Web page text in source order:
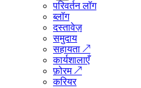
परिवर्तन लॉग
ब्लॉग
दस्तावेज़
समुदाय
सहायता ↗
कार्यशालाएँ
फ़ोरम↗
करियर